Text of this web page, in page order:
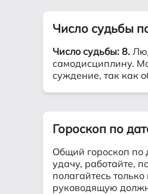
Число судьбы
Число судьбы: 8.
самодисциплину.
суждение, так как
Гороскоп по
Общий гороскоп по
удачу, работайте,
полагайтесь
руководящую